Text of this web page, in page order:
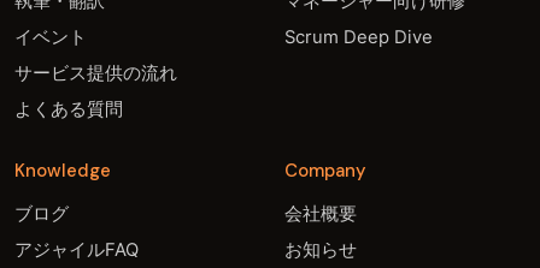
イベント
サービス提供の流れ
よくある質問
Scrum Deep Dive
Knowledge
ブログ
アジャイルFAQ
Company
会社概要
お知らせ